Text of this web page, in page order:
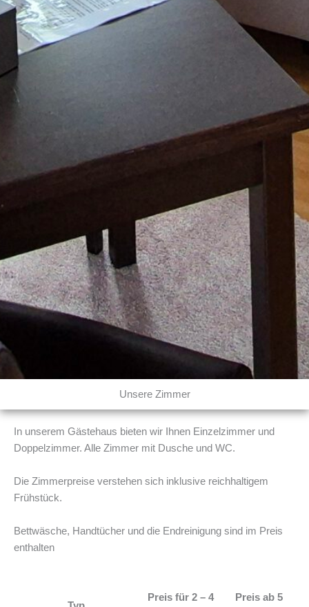
Unsere Zimmer
In unserem Gästehaus bieten wir Ihnen Einzelzimmer und
Doppelzimmer. Alle Zimmer mit Dusche und WC.
Die Zimmerpreise verstehen sich inklusive reichhaltigem
Frühstück.
Bettwäsche, Handtücher und die Endreinigung sind im Preis
enthalten
Preis für 2 – 4 Preis ab 5